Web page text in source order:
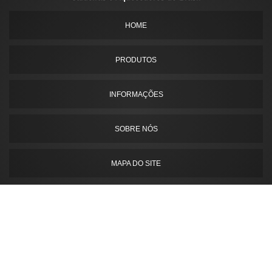
HOME
PRODUTOS
INFORMAÇÕES
SOBRE NÓS
MAPA DO SITE